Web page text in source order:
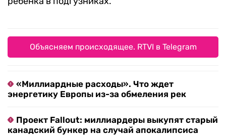
Объясняем происходящее. RTVI в Telegram
«Миллиардные расходы». Что ждет
энергетику Европы из-за обмеления рек
Проект Fallout: миллиардеры выкупят старый
канадский бункер на случай апокалипсиса